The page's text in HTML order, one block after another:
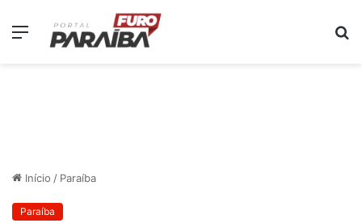
Menu
Início / Paraíba
Paraíba